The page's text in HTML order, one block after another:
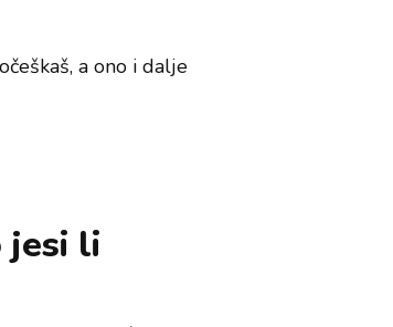
a ono i dalje
jesi li